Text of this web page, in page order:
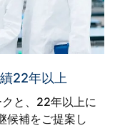
22年以上
と、22年以上に
候補をご提案し